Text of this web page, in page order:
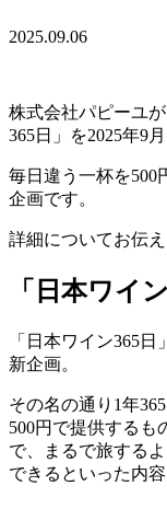
2025.09.06
株式会社パピーユ
365日」を2025年9
毎日違う一杯を500
企画です。
詳細についてお伝え
「日本ワイ
「日本ワイン365
新企画。
その名の通り1年
500円で提供するも
で、まるで旅する
できるといった内容